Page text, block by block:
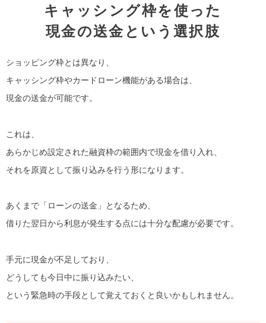
キャッシング枠を使った
現金の送金という選択肢
ショッピング枠とは異なり、
キャッシング枠やカードローン機能がある場合は、
現金の送金が可能です。
これは、
あらかじめ設定された融資枠の範囲内で現金を借り入れ、
それを原資として振り込みを行う形になります。
あくまで「ローンの送金」となるため、
借りた翌日から利息が発生する点には十分な配慮が必要です。
手元に現金が不足しており、
どうしても今日中に振り込みたい、
という緊急時の手段として覚えておくと良いかもしれません。